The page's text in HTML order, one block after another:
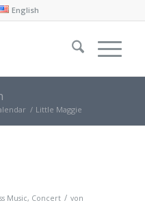
English
/ Little Maggie
Music, Concert / von